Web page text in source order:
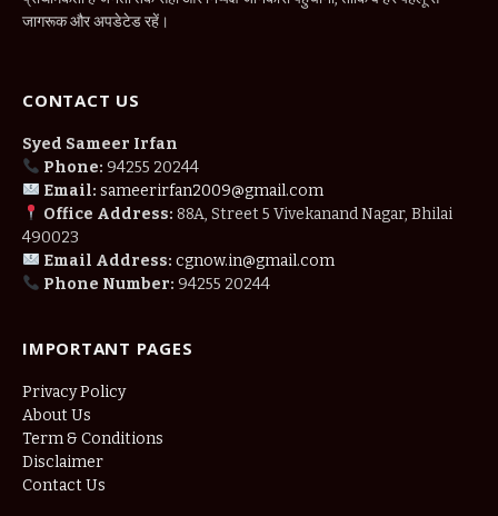
जागरूक और अपडेटेड रहें।
CONTACT US
Syed Sameer Irfan
Phone: 94255 20244
Email: sameerirfan2009@gmail.com
Office Address: 88A, Street 5 Vivekanand Nagar, Bhilai
490023
Email Address: cgnow.in@gmail.com
Phone Number: 94255 20244
IMPORTANT PAGES
Privacy Policy
About Us
Term & Conditions
Disclaimer
Contact Us